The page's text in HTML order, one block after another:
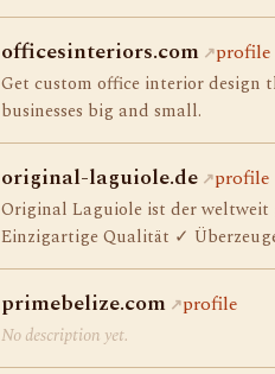
officesinteriors.com profile
Get custom office interior design
businesses big and small.
original-laguiole.de profile
Original Laguiole ist der weltweit
Einzigartige Qualität ✓
primebelize.com profile
No description yet.